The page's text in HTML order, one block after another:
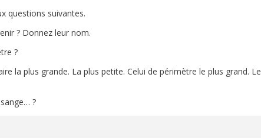
questions suivantes.
? Donnez leur nom.
?
la plus grande. La plus petite. Celui de périmètre le plus grand. Le
?